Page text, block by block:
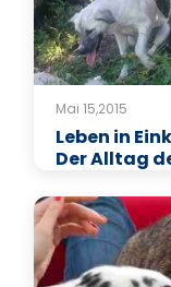
Mai 15,2015
Leben in
Der Alltag